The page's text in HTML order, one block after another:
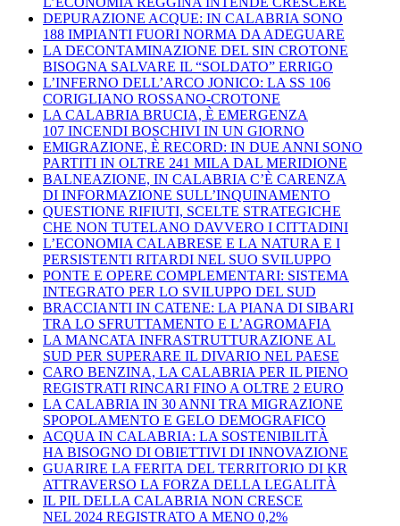
DEPURAZIONE ACQUE: IN CALABRIA SONO
188 IMPIANTI FUORI NORMA DA ADEGUARE
LA DECONTAMINAZIONE DEL SIN CROTONE
BISOGNA SALVARE IL “SOLDATO” ERRIGO
L’INFERNO DELL’ARCO JONICO: LA SS 106
CORIGLIANO ROSSANO-CROTONE
LA CALABRIA BRUCIA, È EMERGENZA
107 INCENDI BOSCHIVI IN UN GIORNO
EMIGRAZIONE, È RECORD: IN DUE ANNI SONO
PARTITI IN OLTRE 241 MILA DAL MERIDIONE
BALNEAZIONE, IN CALABRIA C’È CARENZA
DI INFORMAZIONE SULL’INQUINAMENTO
QUESTIONE RIFIUTI, SCELTE STRATEGICHE
CHE NON TUTELANO DAVVERO I CITTADINI
L’ECONOMIA CALABRESE E LA NATURA E I
PERSISTENTI RITARDI NEL SUO SVILUPPO
PONTE E OPERE COMPLEMENTARI: SISTEMA
INTEGRATO PER LO SVILUPPO DEL SUD
BRACCIANTI IN CATENE: LA PIANA DI SIBARI
TRA LO SFRUTTAMENTO E L’AGROMAFIA
LA MANCATA INFRASTRUTTURAZIONE AL
SUD PER SUPERARE IL DIVARIO NEL PAESE
CARO BENZINA, LA CALABRIA PER IL PIENO
REGISTRATI RINCARI FINO A OLTRE 2 EURO
LA CALABRIA IN 30 ANNI TRA MIGRAZIONE
SPOPOLAMENTO E GELO DEMOGRAFICO
ACQUA IN CALABRIA: LA SOSTENIBILITÀ
HA BISOGNO DI OBIETTIVI DI INNOVAZIONE
GUARIRE LA FERITA DEL TERRITORIO DI KR
ATTRAVERSO LA FORZA DELLA LEGALITÀ
IL PIL DELLA CALABRIA NON CRESCE
NEL 2024 REGISTRATO A MENO 0,2%